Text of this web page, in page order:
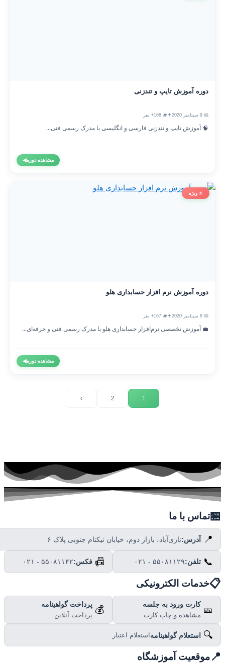
دوره آموزش تایپ و تندزنی
👨‍🎓 168+ نفر
🧠 آموزش تایپ و تندزنی فارسی و انگلیسی با مدرک رسمی فنی...
مشاهده دوره◀
⭐ ویژه
دوره آموزش نرم افزار حسابداری هلو
👨‍🎓 167+ نفر
💼 آموزش تخصصی نرم‌افزار حسابداری هلو با مدرک رسمی فنی و حرفه‌ای...
مشاهده دوره◀
تماس با ما
📍 آدرس:نازی‌آباد، بازار دوم، خیابان نیکنام جنوبی پلاک ۶
📞 تلفن:۰۲۱ - ۵۵۰۸۱۱۲۹ 📠 فکس:۰۲۱ - ۵۵۰۸۱۱۴۲
خدمات الکترونیکی
🎫 کارت ورود به جلسه
مشاهده و چاپ کارت
💰 پرداخت گواهینامه
پرداخت آنلاین
🔍 استعلام گواهینامهاستعلام اعتبار
موقعیت آموزشگاه